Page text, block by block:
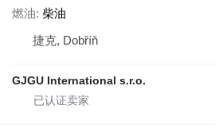
燃油 柴油
捷克, Dobříň
GJGU International s.r.o.